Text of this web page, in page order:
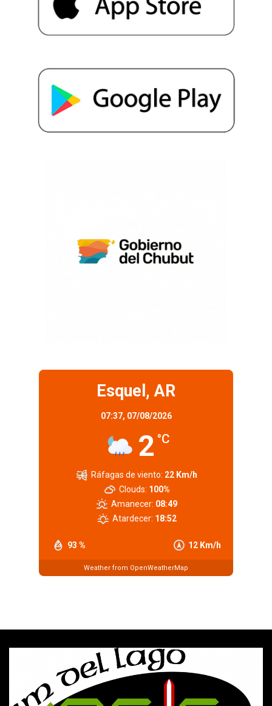
Esquel, AR
07:37, 07/08/2026
2 °C
93 % 12 Km/h
Ráfagas de viento: 22 Km/h
Clouds: 100%
Amanecer: 08:49
Atardecer: 18:52
Weather from OpenWeatherMap